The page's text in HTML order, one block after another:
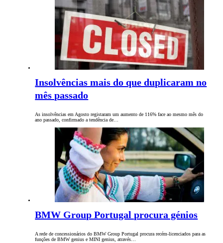
Insolvências mais do que duplicaram no
mês passado
As insolvências em Agosto registaram um aumento de 116% face ao mesmo mês do
ano passado, confirmado a tendência de…
BMW Group Portugal procura génios
A rede de concessionários do BMW Group Portugal procura recém-licenciados para as
funções de BMW genius e MINI genius, através…